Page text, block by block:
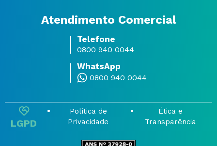
Atendimento Comercial
Telefone
0800 940 0044
WhatsApp
0800 940 0044
LGPD
Política de
Privacidade
Ética e
Transparência